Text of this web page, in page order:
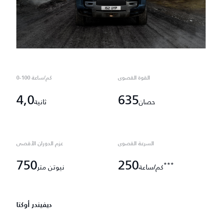
0-100 كم/ساعة
4,0ثانية
القوة القصوى
635حصان
عزم الدوران الأقصى
750نيوتن متر
السرعة القصوى
250كم/ساعة***
ديفيندر أوكتا